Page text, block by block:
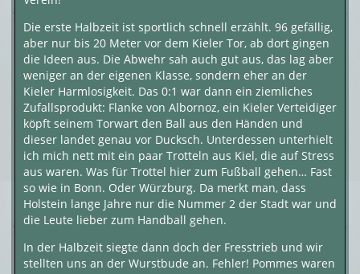
Die erste Halbzeit ist sportlich schnell erzählt. 96 gefällig,
aber nur bis 20 Meter vor dem Kieler Tor, ab dort gingen
die Ideen aus. Die Abwehr sah auch gut aus, das lag aber
weniger an der eigenen Klasse, sondern eher an der
Kieler Harmlosigkeit. Das 0:1 war dann ein ziemliches
Zufallsprodukt: Flanke von Albornoz, ein Kieler Verteidiger
köpft seinem Torwart den Ball aus den Händen und
dieser landet genau vor Ducksch. Unterdessen unterhielt
ich mich nett mit ein paar Trotteln aus Kiel, die auf Stress
aus waren. Was für Trottel hier zum Fußball gehen… Fast
so wie in Bonn. Oder Würzburg. Da merkt man, dass
Holstein lange Jahre nur die Nummer 2 der Stadt war und
die Leute lieber zum Handball gehen.
In der Halbzeit siegte dann doch der Fresstrieb und wir
stellten uns an der Wurstbude an. Fehler! Pommes waren